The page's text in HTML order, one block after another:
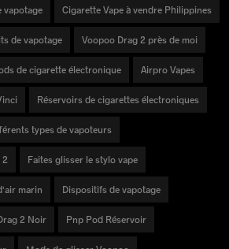
vapotage Cigarette Vape à vendre Philippines
de vapotage Voopoo Drag 2 près de moi
de cigarette électronique Airpro Vapes
Réservoirs de cigarettes électroniques
types de vapoteurs
2 Faites glisser le stylo vape
marin Dispositifs de vapotage
2 Noir Pnp Pod Réservoir